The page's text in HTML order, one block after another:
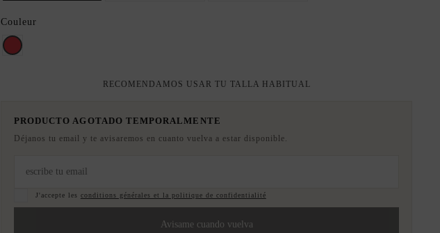
Couleur
valentino rouge
RECOMENDAMOS USAR TU TALLA HABITUAL
PRODUCTO AGOTADO TEMPORALMENTE
Déjanos tu email y te avisaremos en cuanto vuelva a estar disponible.
J'accepte les conditions générales et la politique de confidentialité
Avisame cuando vuelva